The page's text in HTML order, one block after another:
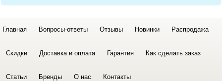
Главная Вопросы-ответы Отзывы Новинки Распродажа
Скидки Доставка и оплата Гарантия Как сделать заказ
Статьи Бренды О нас Контакты